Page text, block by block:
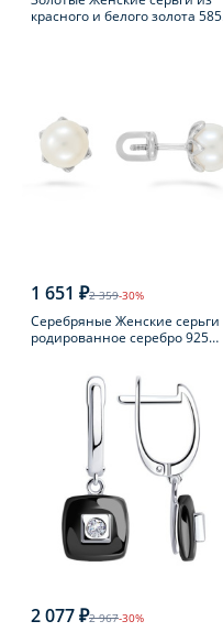
красного и белого золота 585
1 651 ₽2 359-30%
Серебряные Женские серьги
родированное серебро 925
2 077 ₽2 967-30%